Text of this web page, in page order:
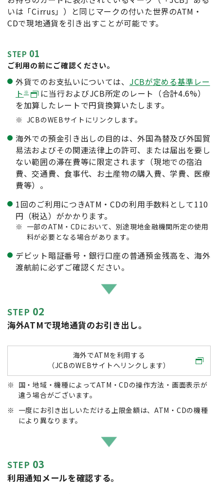
いは「Cirrus」）と同じマークの付いた世界のATM・
CDで現地通貨を引き出すことが可能です。
STEP 01
ご利用の前にご確認ください。
外貨でのお支払いについては、 JCBが定める基準レー
ト※
に当行およびJCB所定のレート（合計4.6%）
を加算したレートで円貨換算いたします。
※ JCBのWEBサイトにリンクします。
海外での預金引き出しの目的は、外国為替及び外国貿
易法およびその関連法律上の許可、または届出を要し
ない範囲の滞在費等に限定されます（現地での宿泊
費、交通費、食事代、お土産物の購入費、学費、医療
費等）。
1回のご利用につきATM・CDの利用手数料として110
円（税込）がかかります。
※ 一部のATM・CDにおいて、別途現地金融機関所定の使用
料が必要となる場合があります。
デビット暗証番号・銀行口座の普通預金残高を、海外
渡航前に必ずご確認ください。
STEP 02
海外ATMで現地通貨のお引き出し。
海外でATMを利用する
（JCBのWEBサイトへリンクします）
※ 国・地域・機種によってATM・CDの操作方法・画面表示が
違う場合がございます。
※ 一度にお引き出しいただける上限金額は、ATM・CDの機種
により異なります。
STEP 03
利用通知メールを確認する。